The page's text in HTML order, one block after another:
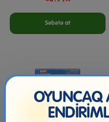
Səbətə at
OYUNCAQ